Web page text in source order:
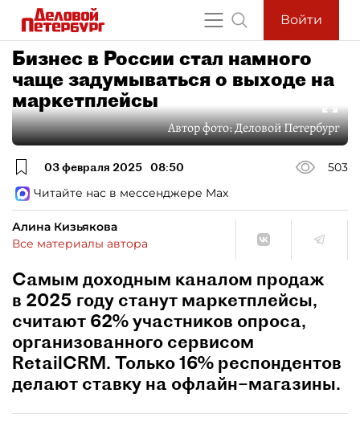
Войти
Бизнес в России стал намного
чаще задумываться о выходе на
маркетплейсы
Автор фото:Деловой Петербург
03 февраля 2025 08:50
503
Читайте нас в мессенджере Max
Алина Кизьякова
Все материалы автора
Cамым доходным каналом продаж
в 2025 году станут маркетплейсы,
считают 62% участников опроса,
организованного сервисом
RetailCRM. Только 16% респондентов
делают ставку на офлайн–магазины.